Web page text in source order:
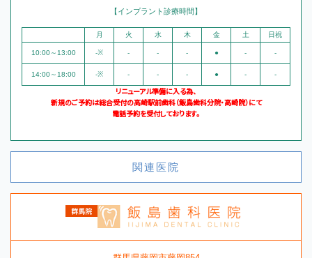
【インプラント診療時間】
月 火 水 木 金 土 日祝
10:00～13:00 -※ - - - ● - -
14:00～18:00 -※ - - - ● - -
リニューアル準備に入る為、
新規のご予約は総合受付の高崎駅前歯科（飯島歯科分院・高崎院）にて
電話予約を受付しております。
関連医院